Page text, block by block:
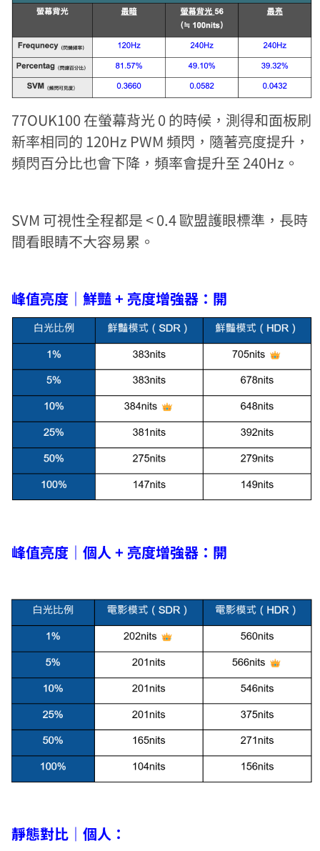
77OUK100 在螢幕背光 0 的時候，測得和面板刷
新率相同的 120Hz PWM 頻閃，隨著亮度提升，
頻閃百分比也會下降，頻率會提升至 240Hz。
SVM 可視性全程都是 < 0.4 歐盟護眼標準，長時
間看眼睛不大容易累。
峰值亮度｜鮮豔 + 亮度增強器：開
峰值亮度｜個人 + 亮度增強器：開
靜態對比｜個人：